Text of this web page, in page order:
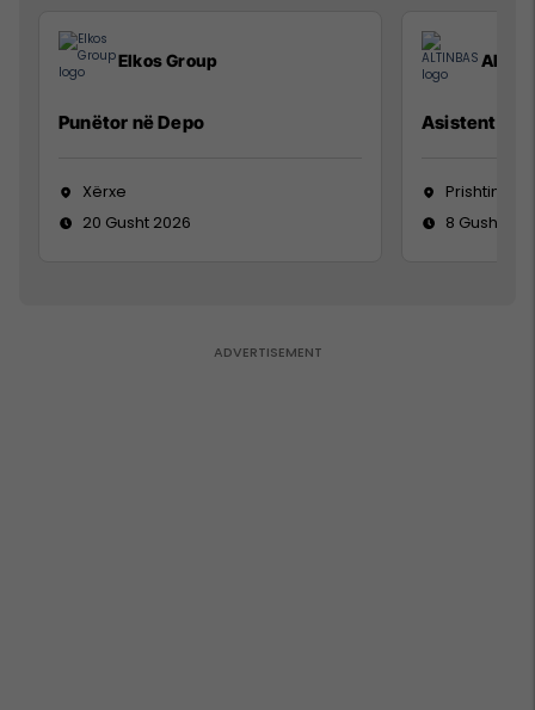
Elkos Group
Punëtor në Depo
Xërxe
20 Gusht 2026
Asistente e
Prishtinë
8 Gusht